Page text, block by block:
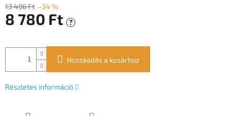
13 406 Ft –34 %
8 780 Ft ?
Hozzáadás a kosárhoz
Részletes információ